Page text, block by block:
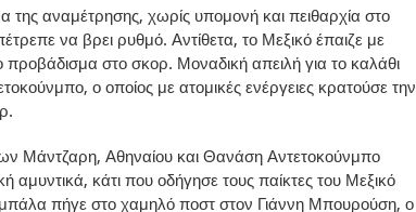
της αναμέτρησης, χωρίς υπομονή και πειθαρχία στο
να βρει ρυθμό. Αντίθετα, το Μεξικό έπαιζε με
προβάδισμα στο σκορ. Μοναδική απειλή για το καλάθι
ο οποίος με ατομικές ενέργειες κρατούσε την
Μάντζαρη, Αθηναίου και Θανάση Αντετοκούνμπο
αμυντικά, κάτι που οδήγησε τους παίκτες του Μεξικό
μπάλα πήγε στο χαμηλό ποστ στον Γιάννη Μπουρούση, ο